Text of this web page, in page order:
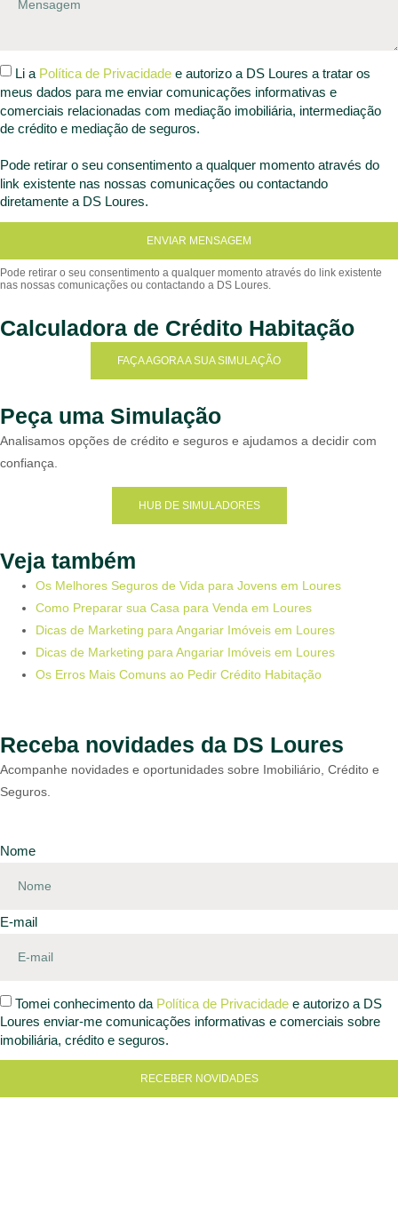
Li a Política de Privacidade e autorizo a DS Loures a tratar os
meus dados para me enviar comunicações informativas e
comerciais relacionadas com mediação imobiliária, intermediação
de crédito e mediação de seguros.
Pode retirar o seu consentimento a qualquer momento através do
link existente nas nossas comunicações ou contactando
diretamente a DS Loures.
ENVIAR MENSAGEM
Calculadora de Crédito Habitação
FAÇA AGORA A SUA SIMULAÇÃO
Peça uma Simulação
Analisamos opções de crédito e seguros e ajudamos a decidir com
confiança.
HUB DE SIMULADORES
Veja também
Os Melhores Seguros de Vida para Jovens em Loures
Como Preparar sua Casa para Venda em Loures
Dicas de Marketing para Angariar Imóveis em Loures
Dicas de Marketing para Angariar Imóveis em Loures
Os Erros Mais Comuns ao Pedir Crédito Habitação
Receba novidades da DS Loures
Acompanhe novidades e oportunidades sobre Imobiliário, Crédito e
Seguros.
Nome
E-mail
Tomei conhecimento da Política de Privacidade e autorizo a DS
Loures enviar-me comunicações informativas e comerciais sobre
imobiliária, crédito e seguros.
RECEBER NOVIDADES